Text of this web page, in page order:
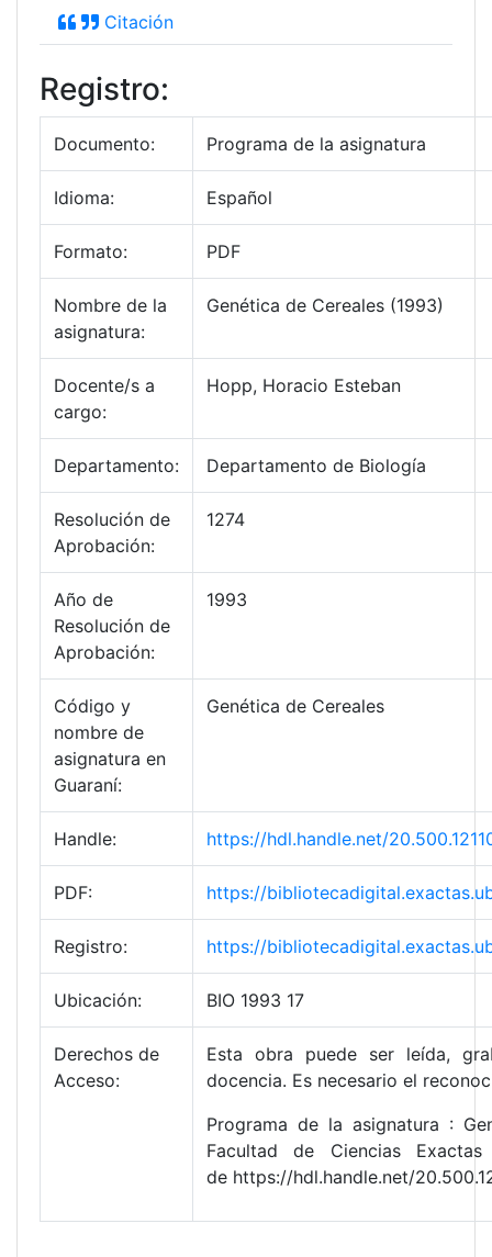
Citación
Registro:
Documento: Programa de la asignatura
Idioma: Español
Formato: PDF
Nombre de la
asignatura:
Genética de Cereales (1993)
Docente/s a
cargo:
Hopp, Horacio Esteban
Departamento: Departamento de Biología
Resolución de
Aprobación:
1274
Año de
Resolución de
Aprobación:
1993
Código y
nombre de
asignatura en
Guaraní:
Genética de Cereales
Handle: https://hdl.handle.net/
PDF: https://
Registro: https://
Ubicación: BIO 1993 17
Derechos de
Acceso:
Esta obra puede ser leída,
docencia. Es necesario el
Programa de la asignatura :
Facultad de Ciencias
de https://hdl.handle.net/